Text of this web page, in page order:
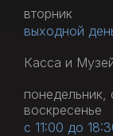
вторник
выходной
Касса и
понедельник,
воскресенье
с 11:00 до